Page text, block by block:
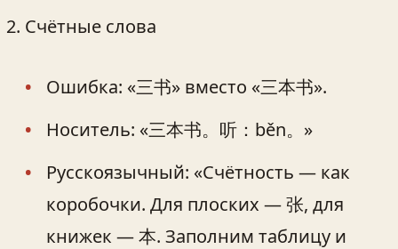
Счётные слова
Ошибка: «三书» вместо «三本书».
Носитель: «三本书。听：běn。»
Русскоязычный: «Счётность — как
коробочки. Для плоских — 张, для
книжек — 本. Заполним таблицу и